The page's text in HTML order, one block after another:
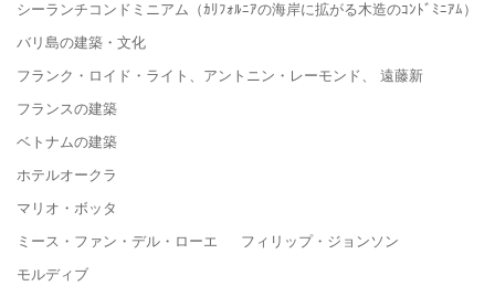
シーランチコンドミニアム（ｶﾘﾌｫﾙﾆｱの海岸に拡がる木造のｺﾝﾄﾞﾐﾆｱﾑ）
バリ島の建築・文化
フランク・ロイド・ライト、アントニン・レーモンド、 遠藤新
フランスの建築
ベトナムの建築
ホテルオークラ
マリオ・ボッタ
ミース・ファン・デル・ローエ フィリップ・ジョンソン
モルディブ